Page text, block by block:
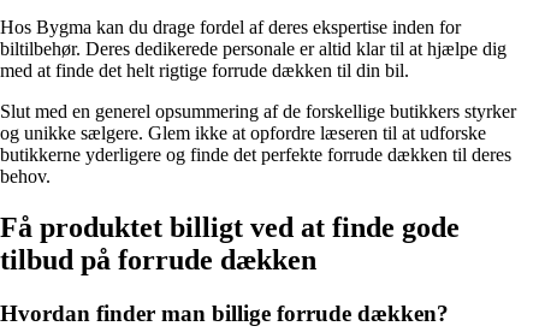
Hos Bygma kan du drage fordel af deres ekspertise inden for
biltilbehør. Deres dedikerede personale er altid klar til at hjælpe dig
med at finde det helt rigtige forrude dækken til din bil.
Slut med en generel opsummering af de forskellige butikkers styrker
og unikke sælgere. Glem ikke at opfordre læseren til at udforske
butikkerne yderligere og finde det perfekte forrude dækken til deres
behov.
Få produktet billigt ved at finde gode
tilbud på forrude dækken
Hvordan finder man billige forrude dækken?